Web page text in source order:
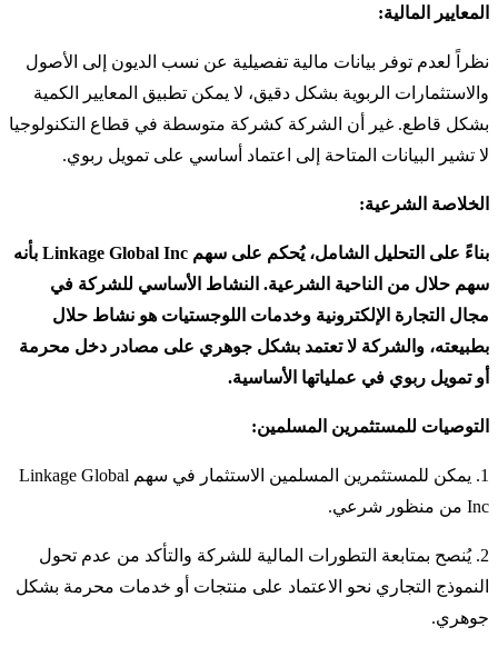
المعايير المالية:
نظراً لعدم توفر بيانات مالية تفصيلية عن نسب الديون إلى الأصول
والاستثمارات الربوية بشكل دقيق، لا يمكن تطبيق المعايير الكمية
بشكل قاطع. غير أن الشركة كشركة متوسطة في قطاع التكنولوجيا
لا تشير البيانات المتاحة إلى اعتماد أساسي على تمويل ربوي.
الخلاصة الشرعية:
بناءً على التحليل الشامل، يُحكم على سهم Linkage Global Inc بأنه
سهم حلال من الناحية الشرعية. النشاط الأساسي للشركة في
مجال التجارة الإلكترونية وخدمات اللوجستيات هو نشاط حلال
بطبيعته، والشركة لا تعتمد بشكل جوهري على مصادر دخل محرمة
أو تمويل ربوي في عملياتها الأساسية.
التوصيات للمستثمرين المسلمين:
1. يمكن للمستثمرين المسلمين الاستثمار في سهم Linkage Global
Inc من منظور شرعي.
2. يُنصح بمتابعة التطورات المالية للشركة والتأكد من عدم تحول
النموذج التجاري نحو الاعتماد على منتجات أو خدمات محرمة بشكل
جوهري.